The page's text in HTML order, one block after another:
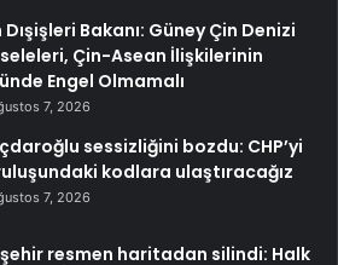
Dışişleri Bakanı: Güney Çin Denizi
Çin-Asean İlişkilerinin
Engel Olmamalı
7, 2026
sessizliğini bozdu: CHP’yi
kodlara ulaştıracağız
7, 2026
resmen haritadan silindi: Halk